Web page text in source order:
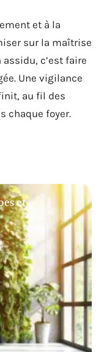
et à la
sur la maîtrise
c’est faire
Une vigilance
au fil des
chaque foyer.
et